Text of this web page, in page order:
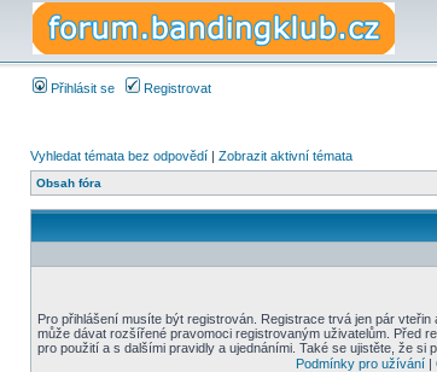
Přihlásit se Registrovat
Vyhledat témata bez odpovědí | Zobrazit aktivní témata
Obsah fóra
Pro přihlášení musíte být registrován. Registrace trvá jen pár
může dávat rozšířené pravomoci registrovaným uživatelům. Před
pro použití a s dalšími pravidly a ujednáními. Také se ujistěte, že si
Podmínky pro užívání|